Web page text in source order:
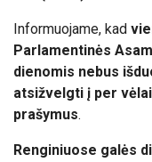
Informuojame, kad
Parlamentinės
dienomis nebus
atsižvelgti į per
prašymus.
Renginiuose galės